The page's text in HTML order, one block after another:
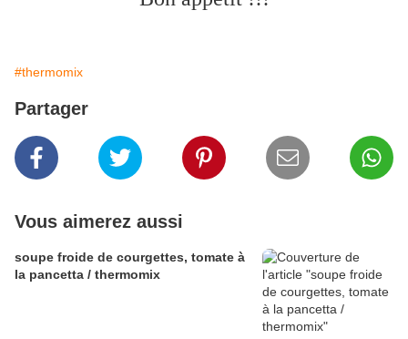
#thermomix
Partager
Vous aimerez aussi
soupe froide de courgettes, tomate à
la pancetta / thermomix